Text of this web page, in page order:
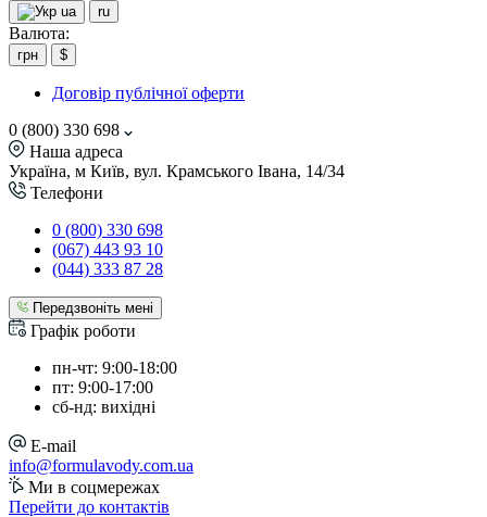
ua ru
Валюта:
грн $
Договір публічної оферти
0 (800) 330 698
Наша адреса
Україна, м Київ, вул. Крамського Івана, 14/34
Телефони
0 (800) 330 698
(067) 443 93 10
(044) 333 87 28
Передзвоніть мені
Графік роботи
пн-чт: 9:00-18:00
пт: 9:00-17:00
сб-нд: вихідні
E-mail
info@formulavody.com.ua
Ми в соцмережах
Перейти до контактів